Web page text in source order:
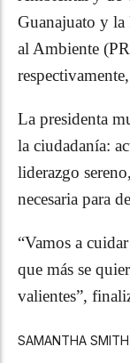
Guanajuato y la
al Ambiente
La presidenta
la ciudadanía:
liderazgo
necesaria para
“Vamos a
que más se
valientes”,
SAMANTHA SMITH